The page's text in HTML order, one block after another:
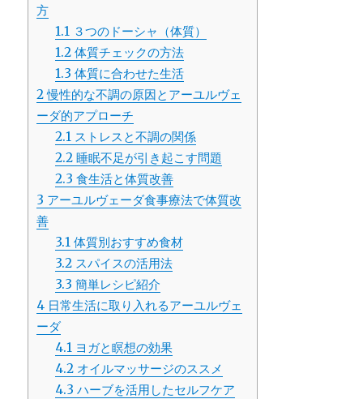
方
1.1 ３つのドーシャ（体質）
1.2 体質チェックの方法
1.3 体質に合わせた生活
2慢性的な不調の原因とアーユルヴェ
ーダ的アプローチ
2.1 ストレスと不調の関係
2.2 睡眠不足が引き起こす問題
2.3 食生活と体質改善
3 アーユルヴェーダ食事療法で体質改
善
3.1 体質別おすすめ食材
3.2 スパイスの活用法
3.3 簡単レシピ紹介
4 日常生活に取り入れるアーユルヴェ
ーダ
4.1 ヨガと瞑想の効果
4.2 オイルマッサージのススメ
4.3 ハーブを活用したセルフケア